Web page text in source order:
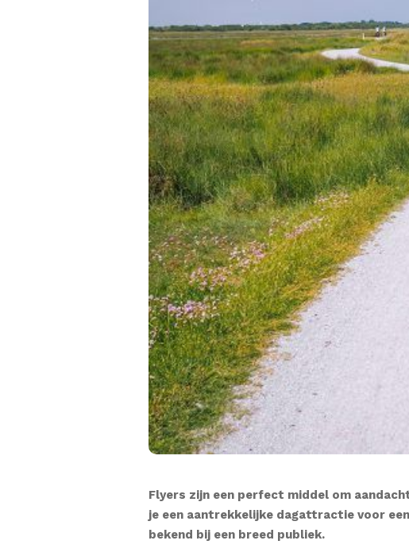
Flyers zijn een perfect middel om
je een aantrekkelijke dagattractie voor
bekend bij een breed publiek.